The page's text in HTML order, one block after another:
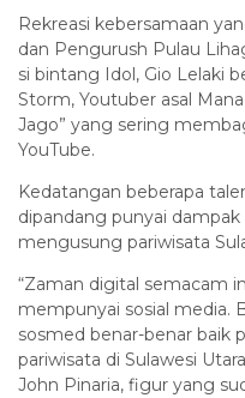
Rekreasi kebersamaan
dan Pengurush Pulau
si bintang Idol, Gio Lelaki
Storm, Youtuber asal
Jago” yang sering
YouTube.
Kedatangan beberapa
dipandang punyai
mengusung pariwisata
“Zaman digital semacam
mempunyai sosial media.
sosmed benar-benar baik
pariwisata di Sulawesi
John Pinaria, figur yang